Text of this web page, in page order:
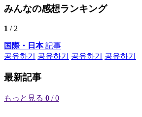
みんなの感想ランキング
1 / 2
国際・日本記事
공유하기
공유하기 공유하기 공유하기
最新記事
もっと見る 0 / 0